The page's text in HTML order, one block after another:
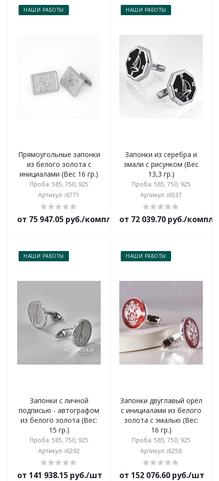
НАШИ РАБОТЫ
Прямоугольные запонки
из белого золота с
инициалами (Вес 16 гр.)
Проба: 585, 750, 925
Артикул: i6771
от 75 947.05 руб./комплект
НАШИ РАБОТЫ
Запонки из серебра и
эмали с рисунком (Вес
13,3 гр.)
Проба: 585, 750, 925
Артикул: i6537
от 72 039.70 руб./
НАШИ РАБОТЫ
Запонки с личной
подписью - автографом
из белого золота (Вес:
15 гр.)
Проба: 585, 750, 925
Артикул: i6292
от 141 938.15 руб./шт
НАШИ РАБОТЫ
Запонки двуглавый орёл
с инициалами из белого
золота с эмалью (Вес:
16 гр.)
Проба: 585, 750, 925
Артикул: i6258
от 152 076.60 руб./шт